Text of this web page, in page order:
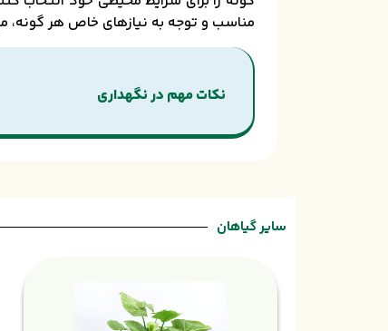
مناسب و توجه به نیازهای خاص هر گونه،
نکات مهم در نگهداری
سایر گیاهان